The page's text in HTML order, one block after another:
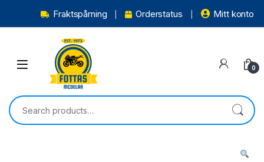
Fraktspårning Orderstatus Mitt konto
0